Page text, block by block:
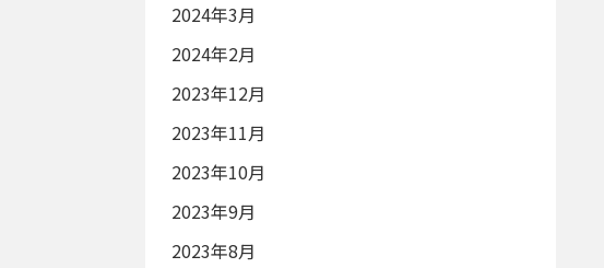
2024年3月
2024年2月
2023年12月
2023年11月
2023年10月
2023年9月
2023年8月